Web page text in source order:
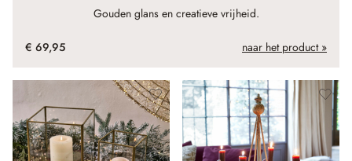
Gouden glans en creatieve vrijheid.
€ 69,95 naar het product »